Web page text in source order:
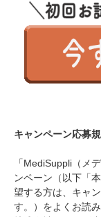
キャンペーン応募
「MediSuppli（メ
ンペーン（以下「
望する方は、キャ
す。）をよくお読